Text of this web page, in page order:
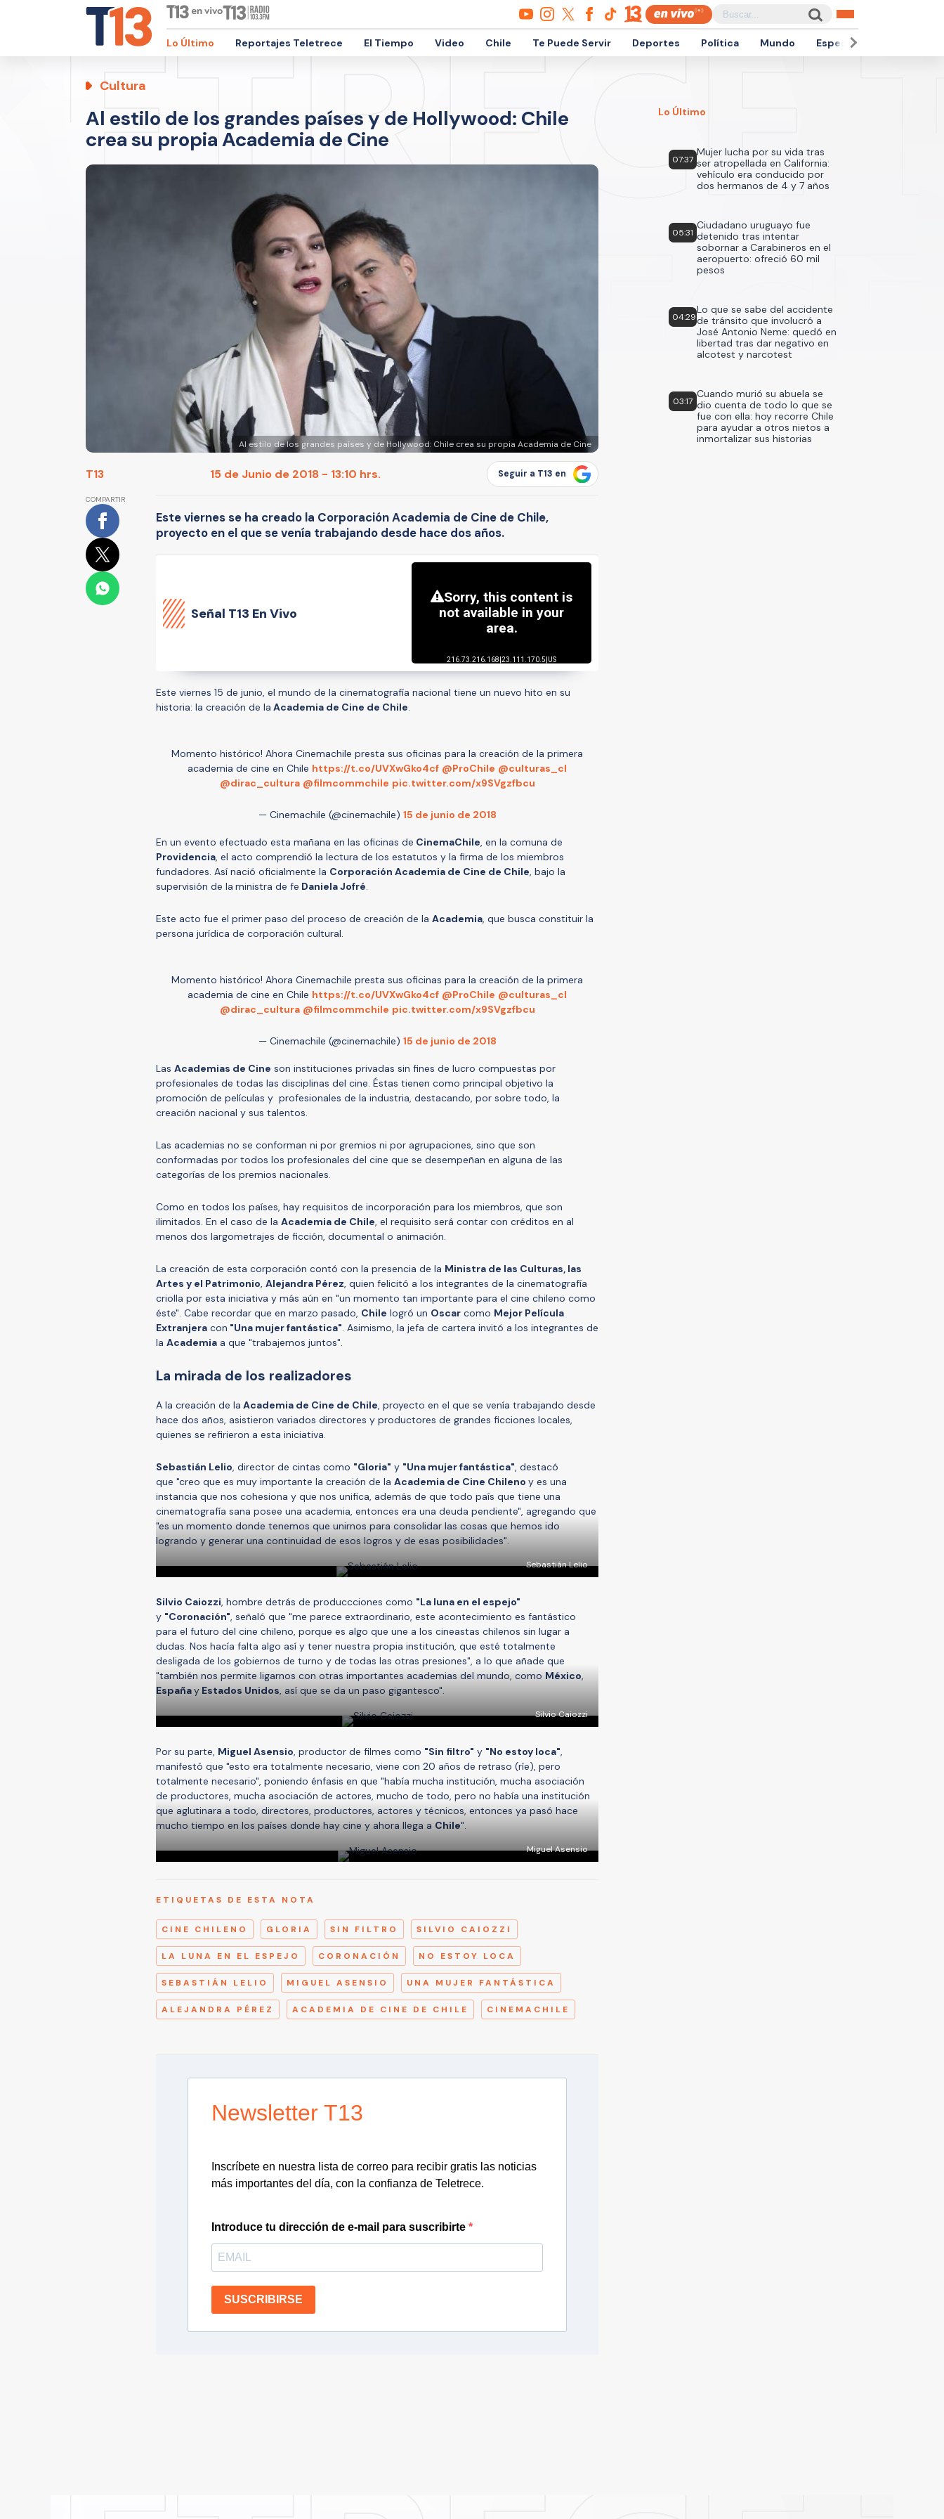
Lo Último Reportajes Teletrece El Tiempo Video Chile Te Puede Servir Deportes Política Mundo Espectáculos
Cultura
Al estilo de los grandes países y de Hollywood: Chile
crea su propia Academia de Cine
Al estilo de los grandes países y de Hollywood: Chile crea su propia Academia de Cine
T13 15 de Junio de 2018 - 13:10 hrs. Seguir a T13 en
COMPARTIR
Este viernes se ha creado la Corporación Academia de Cine de Chile,
proyecto en el que se venía trabajando desde hace dos años.
Señal T13 En Vivo
Este viernes 15 de junio, el mundo de la cinematografía nacional tiene un nuevo hito en su
historia: la creación de la Academia de Cine de Chile.
Momento histórico! Ahora Cinemachile presta sus oficinas para la creación de la primera
academia de cine en Chile https://t.co/UVXwGko4cf @ProChile @culturas_cl
@dirac_cultura @filmcommchile pic.twitter.com/x9SVgzfbcu
— Cinemachile (@cinemachile) 15 de junio de 2018
En un evento efectuado esta mañana en las oficinas de CinemaChile, en la comuna de
Providencia, el acto comprendió la lectura de los estatutos y la firma de los miembros
fundadores. Así nació oficialmente la Corporación Academia de Cine de Chile, bajo la
supervisión de la ministra de fe Daniela Jofré.
Este acto fue el primer paso del proceso de creación de la Academia, que busca constituir la
persona jurídica de corporación cultural.
Momento histórico! Ahora Cinemachile presta sus oficinas para la creación de la primera
academia de cine en Chile https://t.co/UVXwGko4cf @ProChile @culturas_cl
@dirac_cultura @filmcommchile pic.twitter.com/x9SVgzfbcu
— Cinemachile (@cinemachile) 15 de junio de 2018
Las Academias de Cine son instituciones privadas sin fines de lucro compuestas por
profesionales de todas las disciplinas del cine. Éstas tienen como principal objetivo la
promoción de películas y profesionales de la industria, destacando, por sobre todo, la
creación nacional y sus talentos.
Las academias no se conforman ni por gremios ni por agrupaciones, sino que son
conformadas por todos los profesionales del cine que se desempeñan en alguna de las
categorías de los premios nacionales.
Como en todos los países, hay requisitos de incorporación para los miembros, que son
ilimitados. En el caso de la Academia de Chile, el requisito será contar con créditos en al
menos dos largometrajes de ficción, documental o animación.
La creación de esta corporación contó con la presencia de la Ministra de las Culturas, las
Artes y el Patrimonio, Alejandra Pérez, quien felicitó a los integrantes de la cinematografía
criolla por esta iniciativa y más aún en "un momento tan importante para el cine chileno como
éste". Cabe recordar que en marzo pasado, Chile logró un Oscar como Mejor Película
Extranjera con "Una mujer fantástica". Asimismo, la jefa de cartera invitó a los integrantes de
la Academia a que "trabajemos juntos".
La mirada de los realizadores
A la creación de la Academia de Cine de Chile, proyecto en el que se venía trabajando desde
hace dos años, asistieron variados directores y productores de grandes ficciones locales,
quienes se refirieron a esta iniciativa.
Sebastián Lelio, director de cintas como "Gloria" y "Una mujer fantástica", destacó
que "creo que es muy importante la creación de la Academia de Cine Chileno y es una
instancia que nos cohesiona y que nos unifica, además de que todo país que tiene una
cinematografía sana posee una academia, entonces era una deuda pendiente", agregando que
"es un momento donde tenemos que unirnos para consolidar las cosas que hemos ido
logrando y generar una continuidad de esos logros y de esas posibilidades".
Sebastián Lelio
Silvio Caiozzi, hombre detrás de produccciones como "La luna en el espejo"
y "Coronación", señaló que "me parece extraordinario, este acontecimiento es fantástico
para el futuro del cine chileno, porque es algo que une a los cineastas chilenos sin lugar a
dudas. Nos hacía falta algo así y tener nuestra propia institución, que esté totalmente
desligada de los gobiernos de turno y de todas las otras presiones", a lo que añade que
"también nos permite ligarnos con otras importantes academias del mundo, como México,
Españay Estados Unidos, así que se da un paso gigantesco".
Silvio Caiozzi
Por su parte, Miguel Asensio, productor de filmes como "Sin filtro" y "No estoy loca",
manifestó que "esto era totalmente necesario, viene con 20 años de retraso (ríe), pero
totalmente necesario", poniendo énfasis en que "había mucha institución, mucha asociación
de productores, mucha asociación de actores, mucho de todo, pero no había una institución
que aglutinara a todo, directores, productores, actores y técnicos, entonces ya pasó hace
mucho tiempo en los países donde hay cine y ahora llega a Chile".
Miguel Asensio
ETIQUETAS DE ESTA NOTA
CINE CHILENO GLORIA SIN FILTRO SILVIO CAIOZZI
LA LUNA EN EL ESPEJO CORONACIÓN NO ESTOY LOCA
SEBASTIÁN LELIO MIGUEL ASENSIO UNA MUJER FANTÁSTICA
ALEJANDRA PÉREZ ACADEMIA DE CINE DE CHILE CINEMACHILE
Newsletter T13
Inscríbete en nuestra lista de correo para recibir gratis las noticias
más importantes del día, con la confianza de Teletrece.
Introduce tu dirección de e-mail para suscribirte
SUSCRIBIRSE
Lo Último
07:37
Mujer lucha por su vida tras
ser atropellada en California:
vehículo era conducido por
dos hermanos de 4 y 7 años
05:31
Ciudadano uruguayo fue
detenido tras intentar
sobornar a Carabineros en el
aeropuerto: ofreció 60 mil
pesos
04:29
Lo que se sabe del accidente
de tránsito que involucró a
José Antonio Neme: quedó en
libertad tras dar negativo en
alcotest y narcotest
03:17
Cuando murió su abuela se
dio cuenta de todo lo que se
fue con ella: hoy recorre Chile
para ayudar a otros nietos a
inmortalizar sus historias